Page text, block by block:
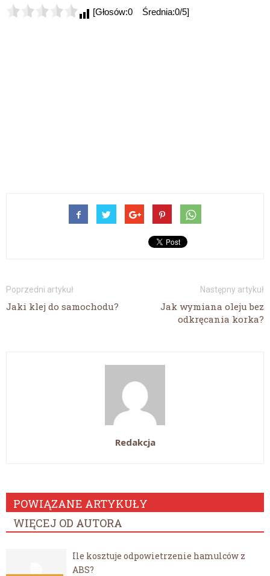
[Głosów:0 Średnia:0/5]
Poprzedni artykuł
Jaki klej do samochodu?
Następny artykuł
Jak wymiana oleju bez
odkręcania korka?
Redakcja
POWIĄZANE ARTYKUŁY
WIĘCEJ OD AUTORA
Ile kosztuje odpowietrzenie hamulców z
ABS?